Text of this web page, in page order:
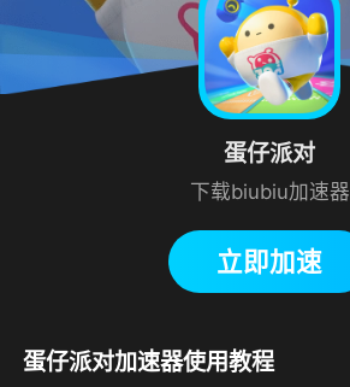
蛋仔派对
下载biubiu加速器
立即加速
蛋仔派对加速器使用教程